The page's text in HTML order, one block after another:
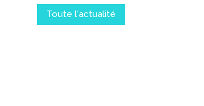
Toute l'actualité